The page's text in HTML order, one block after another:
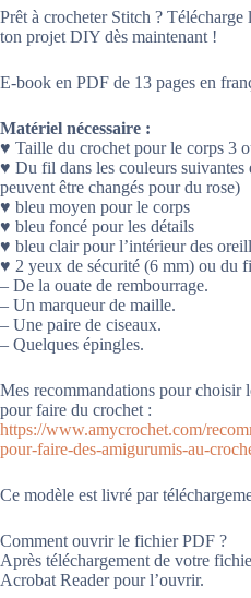
Prêt à crocheter Stitch ?
ton projet DIY dès maintenant !
E-book en PDF de 13 pages en
Matériel nécessaire :
♥ Taille du crochet pour le corps 3
♥ Du fil dans les couleurs suivantes
peuvent être changés pour du rose)
♥ bleu moyen pour le corps
♥ bleu foncé pour les détails
♥ bleu clair pour l’intérieur des
♥ 2 yeux de sécurité (6 mm) ou du
– De la ouate de rembourrage.
– Un marqueur de maille.
– Une paire de ciseaux.
– Quelques épingles.
Mes recommandations pour choisir
pour faire du crochet :
https://www.amycrochet.com/
pour-faire-des-amigurumis-au-
Ce modèle est livré par
Comment ouvrir le fichier PDF ?
Après téléchargement de votre
Acrobat Reader pour l’ouvrir.